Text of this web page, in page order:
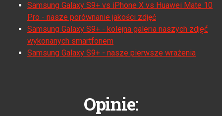
Samsung Galaxy S9+ vs iPhone X vs Huawei Mate 10
Pro - nasze porównanie jakości zdjęć
Samsung Galaxy S9+ - kolejna galeria naszych zdjęć
wykonanych smartfonem
Samsung Galaxy S9+ - nasze pierwsze wrażenia
Opinie: